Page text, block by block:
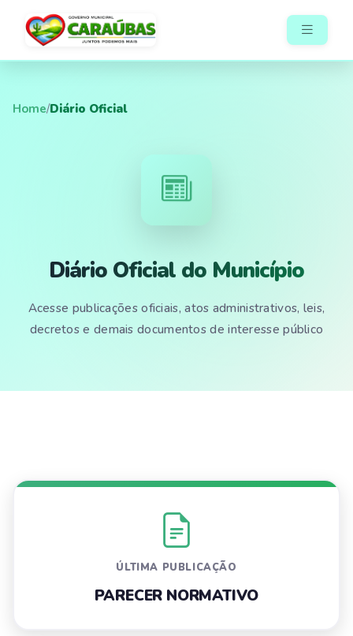
Home/Diário Oficial
Diário Oficial do Município
Acesse publicações oficiais, atos administrativos, leis,
decretos e demais documentos de interesse público
ÚLTIMA PUBLICAÇÃO
PARECER NORMATIVO